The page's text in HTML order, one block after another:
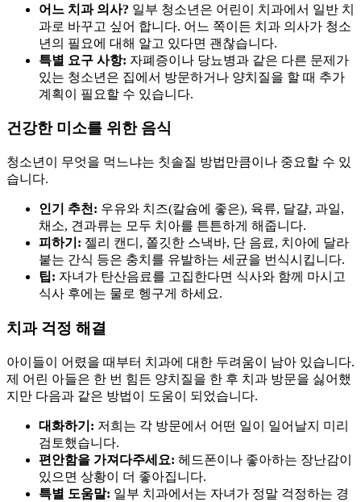
어느 치과 의사? 일부 청소년은 어린이 치과에서 일반 치
과로 바꾸고 싶어 합니다. 어느 쪽이든 치과 의사가 청소
년의 필요에 대해 알고 있다면 괜찮습니다.
특별 요구 사항: 자폐증이나 당뇨병과 같은 다른 문제가
있는 청소년은 집에서 방문하거나 양치질을 할 때 추가
계획이 필요할 수 있습니다.
건강한 미소를 위한 음식
청소년이 무엇을 먹느냐는 칫솔질 방법만큼이나 중요할 수 있
습니다.
인기 추천: 우유와 치즈(칼슘에 좋은), 육류, 달걀, 과일,
채소, 견과류는 모두 치아를 튼튼하게 해줍니다.
피하기: 젤리 캔디, 쫄깃한 스낵바, 단 음료, 치아에 달라
붙는 간식 등은 충치를 유발하는 세균을 번식시킵니다.
팁: 자녀가 탄산음료를 고집한다면 식사와 함께 마시고
식사 후에는 물로 헹구게 하세요.
치과 걱정 해결
아이들이 어렸을 때부터 치과에 대한 두려움이 남아 있습니다.
제 어린 아들은 한 번 힘든 양치질을 한 후 치과 방문을 싫어했
지만 다음과 같은 방법이 도움이 되었습니다.
대화하기: 저희는 각 방문에서 어떤 일이 일어날지 미리
검토했습니다.
편안함을 가져다주세요: 헤드폰이나 좋아하는 장난감이
있으면 상황이 더 좋아집니다.
특별 도움말: 일부 치과에서는 자녀가 정말 걱정하는 경